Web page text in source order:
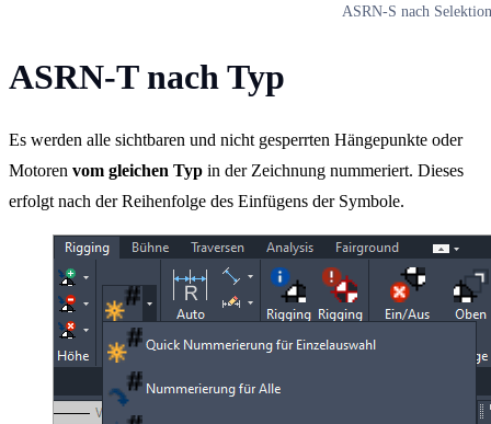
ASRN-S nach Selektion
ASRN-T nach Typ
Es werden alle sichtbaren und nicht gesperrten Hängepunkte oder
Motoren vom gleichen Typ in der Zeichnung nummeriert. Dieses
erfolgt nach der Reihenfolge des Einfügens der Symbole.